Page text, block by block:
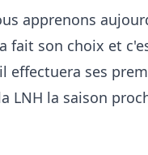
apprenons
fait son choix et
effectuera ses
LNH la saison